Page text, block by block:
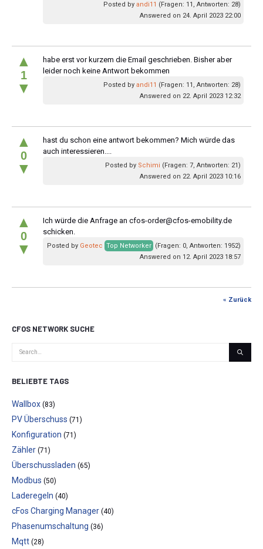
Posted by andi11 (Fragen: 11, Antworten: 28)
Answered on 24. April 2023 22:00
▲
1
▼
habe erst vor kurzem die Email geschrieben. Bisher aber
leider noch keine Antwort bekommen
Posted by andi11 (Fragen: 11, Antworten: 28)
Answered on 22. April 2023 12:32
▲
0
▼
hast du schon eine antwort bekommen? Mich würde das
auch interessieren....
Posted by Schimi (Fragen: 7, Antworten: 21)
Answered on 22. April 2023 10:16
▲
0
▼
Ich würde die Anfrage an cfos-order@cfos-emobility.de
schicken.
Posted by Geotec Top Networker (Fragen: 0, Antworten: 1952)
Answered on 12. April 2023 18:57
« Zurück
CFOS NETWORK SUCHE
BELIEBTE TAGS
Wallbox (83)
PV Überschuss (71)
Konfiguration (71)
Zähler (71)
Überschussladen (65)
Modbus (50)
Laderegeln (40)
cFos Charging Manager (40)
Phasenumschaltung (36)
Mqtt (28)